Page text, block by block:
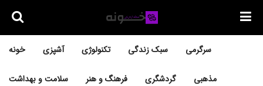
خونه آشپزی تکنولوژی سبک زندگی سرگرمی
سلامت و بهداشت فرهنگ و هنر گردشگری مذهبی